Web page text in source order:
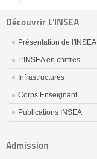
Découvrir L'INSEA
Présentation de l'INSEA
L'INSEA en chiffres
Infrastructures
Corps Enseignant
Publications INSEA
Admission